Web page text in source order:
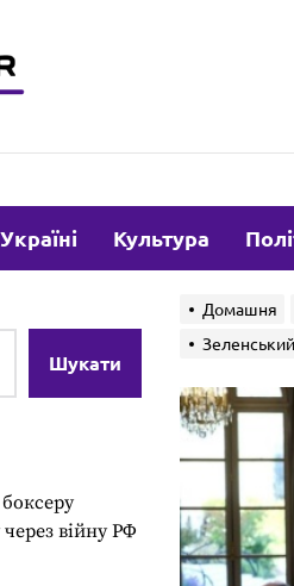
Культура
Домашня
Шукати
війну РФ